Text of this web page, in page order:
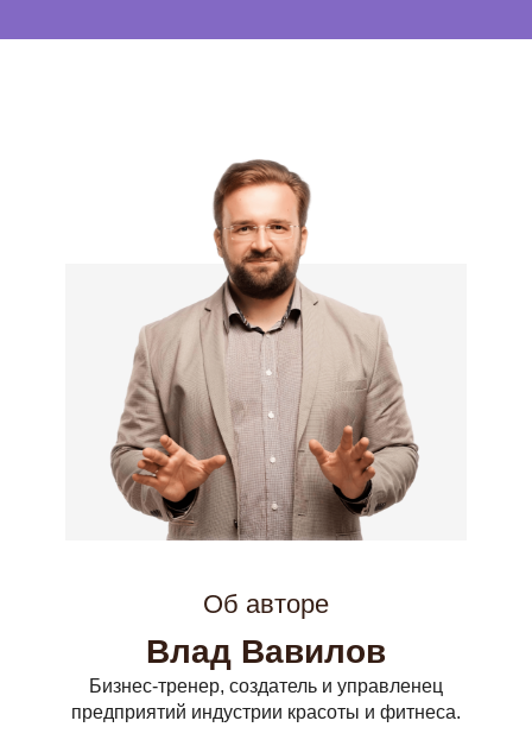
Об авторе
Влад Вавилов
Бизнес-тренер, создатель и управленец
предприятий индустрии красоты и фитнеса.